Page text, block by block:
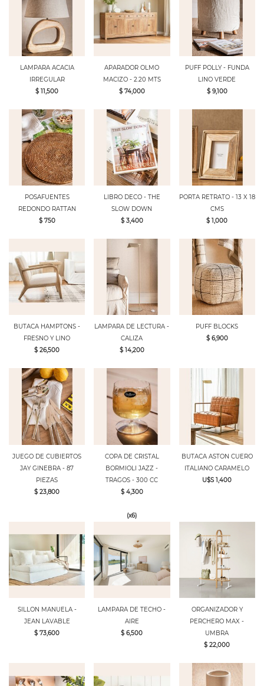
LAMPARA ACACIA
IRREGULAR
$ 11,500
APARADOR OLMO
MACIZO - 2.20 MTS
$ 74,000
PUFF POLLY - FUNDA
LINO VERDE
$ 9,100
POSAFUENTES
REDONDO RATTAN
$ 750
LIBRO DECO - THE
SLOW DOWN
$ 3,400
PORTA RETRATO - 13 X 18
CMS
$ 1,000
BUTACA HAMPTONS -
FRESNO Y LINO
$ 26,500
LAMPARA DE LECTURA -
CALIZA
$ 14,200
PUFF BLOCKS
$ 6,900
JUEGO DE CUBIERTOS
JAY GINEBRA - 87
PIEZAS
$ 23,800
COPA DE CRISTAL
BORMIOLI JAZZ -
TRAGOS - 300 CC
$ 4,300
(x6)
BUTACA ASTON CUERO
ITALIANO CARAMELO
U$S 1,400
SILLON MANUELA -
JEAN LAVABLE
$ 73,600
LAMPARA DE TECHO -
AIRE
$ 6,500
ORGANIZADOR Y
PERCHERO MAX -
UMBRA
$ 22,000